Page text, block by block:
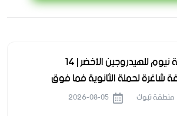
شركة نيوم للهيدروجين الأخضر | 14
شاغرة لحملة الثانوية فما فوق
منطقة تبوك